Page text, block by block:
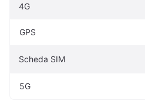
4G
GPS
Scheda SIM
5G